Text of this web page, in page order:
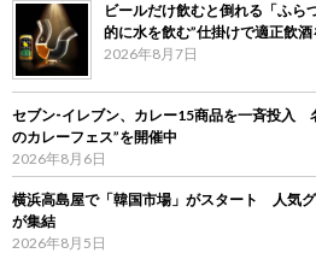
ビールだけ飲むと倒れる「ふ
的に水を飲む”仕掛けで適正飲酒
2026年8月7日
セブン‐イレブン、カレー15商品を一斉投入
のカレーフェス”を開催中
2026年8月6日
横浜高島屋で「韓国市場」がスタート 人気
が集結
2026年8月5日